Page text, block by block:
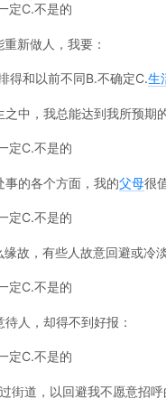
定C.不是的
新做人，我要：
得和以前不同B.不确定C.生
中，我总能达到我所预期
定C.不是的
事的各个方面，我的父母很
定C.不是的
故，有些人故意回避或冷
定C.不是的
人，却得不到好报：
定C.不是的
街道，以回避我不愿意招呼